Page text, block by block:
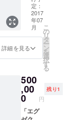
いただ
きま
す。 ※
日程は6
月中旬
を予定
細は別
途ご連
絡いた
しま
す。 ※
VIPルー
ム利用
権！ ＋
ディレ
クター
コース
の特
典！ ※
様ふく
め計2名
でのご
利用が
可能で
定：
2017
年07
月
詳細を見る
こ
の
リ
タ
ー
ン
を
選
択
す
る
500
,00
0 円
残り1
「エグ